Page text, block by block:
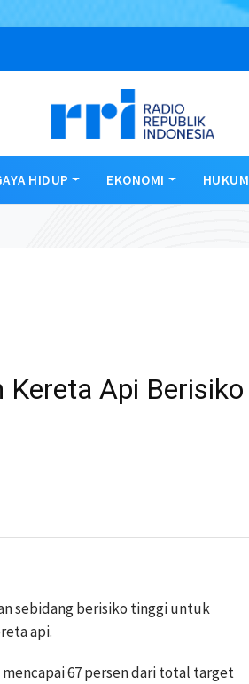
HIDUP EKONOMI HUKUM
Api Berisiko
sebidang berisiko tinggi untuk
api.
67 persen dari total target